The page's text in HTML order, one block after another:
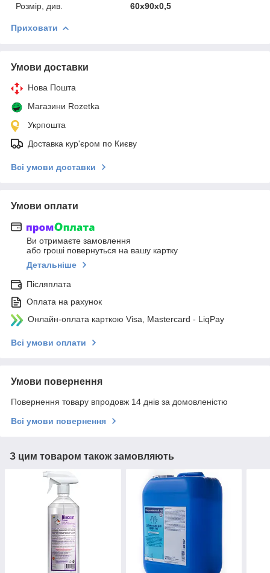
Розмір, див.
60х90х0,5
Приховати
Умови доставки
Нова Пошта
Магазини Rozetka
Укрпошта
Доставка кур'єром по Києву
Всі умови доставки
Умови оплати
Ви отримаєте замовлення
або гроші повернуться на вашу картку
Детальніше
Післяплата
Оплата на рахунок
Онлайн-оплата карткою Visa, Mastercard - LiqPay
Всі умови оплати
Умови повернення
Повернення товару впродовж 14 днів за домовленістю
Всі умови повернення
З цим товаром також замовляють